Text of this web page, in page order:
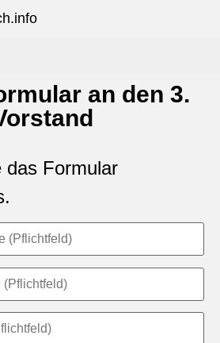
an den 3.
das Formular